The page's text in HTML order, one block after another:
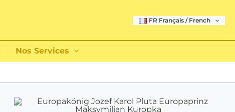
FR Français / French
Nos Services